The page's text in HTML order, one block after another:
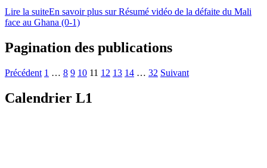
Lire la suiteEn savoir plus sur Résumé vidéo de la défaite du Mali
face au Ghana (0-1)
Pagination des publications
Précédent 1 … 8 9 10 11 12 13 14 … 32 Suivant
Calendrier L1